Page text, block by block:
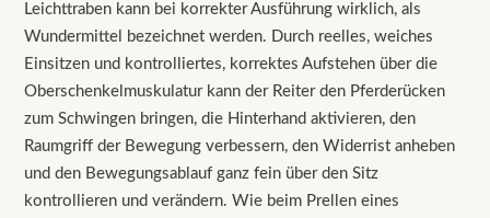
Leichttraben kann bei korrekter Ausführung wirklich, als
Wundermittel bezeichnet werden. Durch reelles, weiches
Einsitzen und kontrolliertes, korrektes Aufstehen über die
Oberschenkelmuskulatur kann der Reiter den Pferderücken
zum Schwingen bringen, die Hinterhand aktivieren, den
Raumgriff der Bewegung verbessern, den Widerrist anheben
und den Bewegungsablauf ganz fein über den Sitz
kontrollieren und verändern. Wie beim Prellen eines